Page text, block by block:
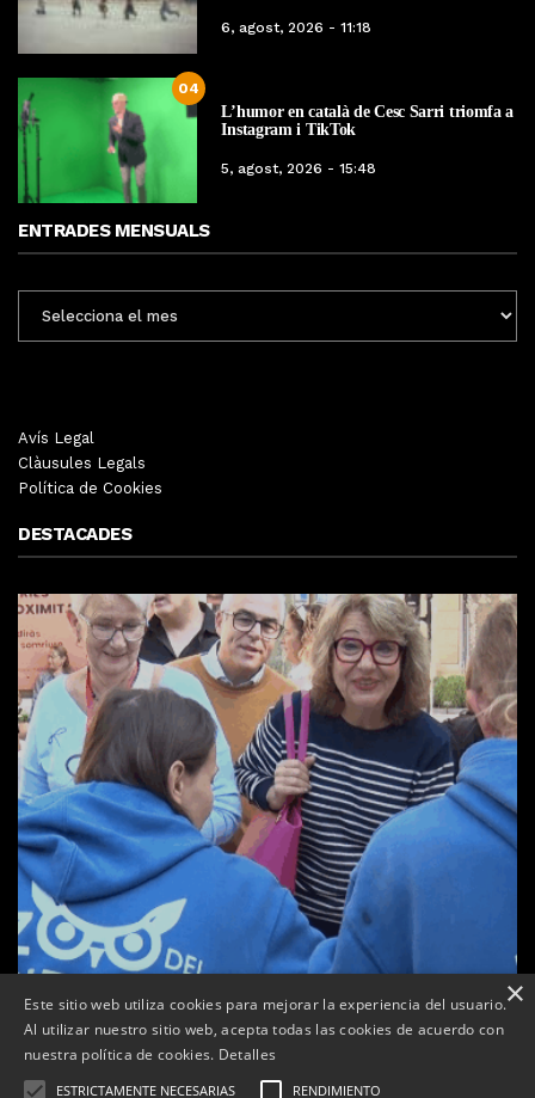
6, agost, 2026 - 11:18
04
L’humor en català de Cesc Sarri triomfa a
Instagram i TikTok
5, agost, 2026 - 15:48
ENTRADES MENSUALS
MENSUALS
Avís Legal
Clàusules Legals
Política de Cookies
DESTACADES
Tàrrega celebra la 25a Fira del Medi Ambient
×
Este sitio web utiliza cookies para mejorar la experiencia del usuario.
Al utilizar nuestro sitio web, acepta todas las cookies de acuerdo con
nuestra política de cookies. Detalles
ESTRICTAMENTE NECESARIAS RENDIMIENTO